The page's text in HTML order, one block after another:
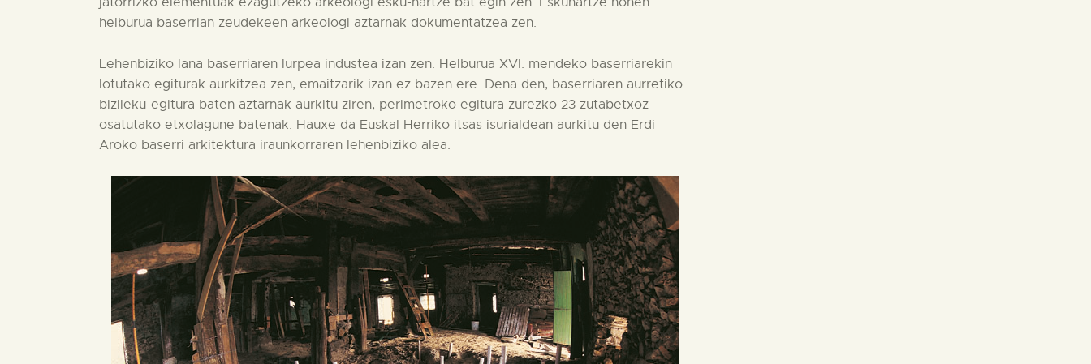
helburua baserrian zeudekeen arkeologi aztarnak dokumentatzea zen.
Lehenbiziko lana baserriaren lurpea industea izan zen. Helburua XVI. mendeko baserriarekin
lotutako egiturak aurkitzea zen, emaitzarik izan ez bazen ere. Dena den, baserriaren aurretiko
bizileku-egitura baten aztarnak aurkitu ziren, perimetroko egitura zurezko 23 zutabetxoz
osatutako etxolagune batenak. Hauxe da Euskal Herriko itsas isurialdean aurkitu den Erdi
Aroko baserri arkitektura iraunkorraren lehenbiziko alea.